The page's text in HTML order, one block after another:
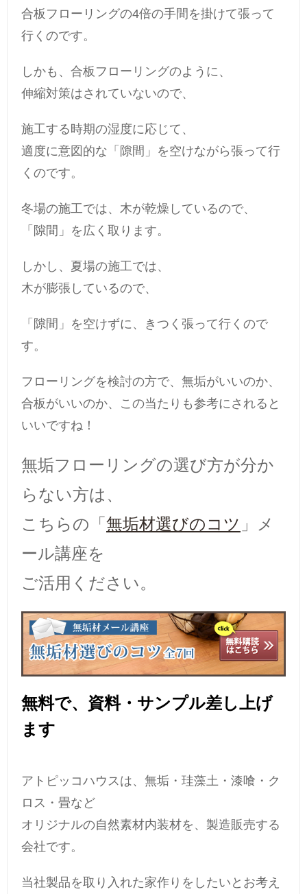
合板フローリングの4倍の手間を掛けて張って
行くのです。
しかも、合板フローリングのように、
伸縮対策はされていないので、
施工する時期の湿度に応じて、
適度に意図的な「隙間」を空けながら張って行
くのです。
冬場の施工では、木が乾燥しているので、
「隙間」を広く取ります。
しかし、夏場の施工では、
木が膨張しているので、
「隙間」を空けずに、きつく張って行くので
す。
フローリングを検討の方で、無垢がいいのか、
合板がいいのか、この当たりも参考にされると
いいですね！
無垢フローリングの選び方が分か
らない方は、
こちらの「 無垢材選びのコツ 」メ
ール講座を
ご活用ください。
無料で、資料・サンプル差し上げ
ます
アトピッコハウスは、無垢・珪藻土・漆喰・ク
ロス・畳など
オリジナルの自然素材内装材を、製造販売する
会社です。
当社製品を取り入れた家作りをしたいとお考え